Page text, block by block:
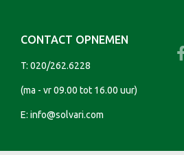
CONTACT OPNEMEN
T: 020/262.6228
(ma - vr 09.00 tot 16.00 uur)
E: info@solvari.com